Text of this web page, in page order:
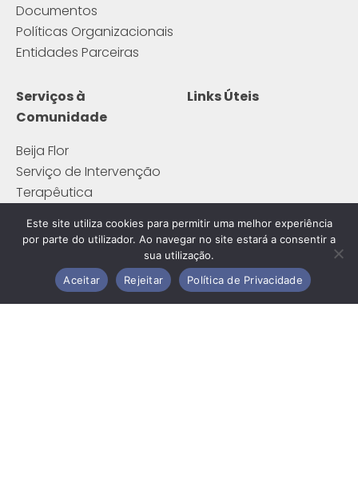
Documentos
Políticas Organizacionais
Entidades Parceiras
Serviços à
Comunidade
Beija Flor
Serviço de Intervenção
Terapêutica
Links Úteis
Rua Adelino Amaro da Costa
Este site utiliza cookies para permitir uma melhor experiência
por parte do utilizador. Ao navegar no site estará a consentir a
sua utilização.
Aceitar
Rejeitar Política de Privacidade